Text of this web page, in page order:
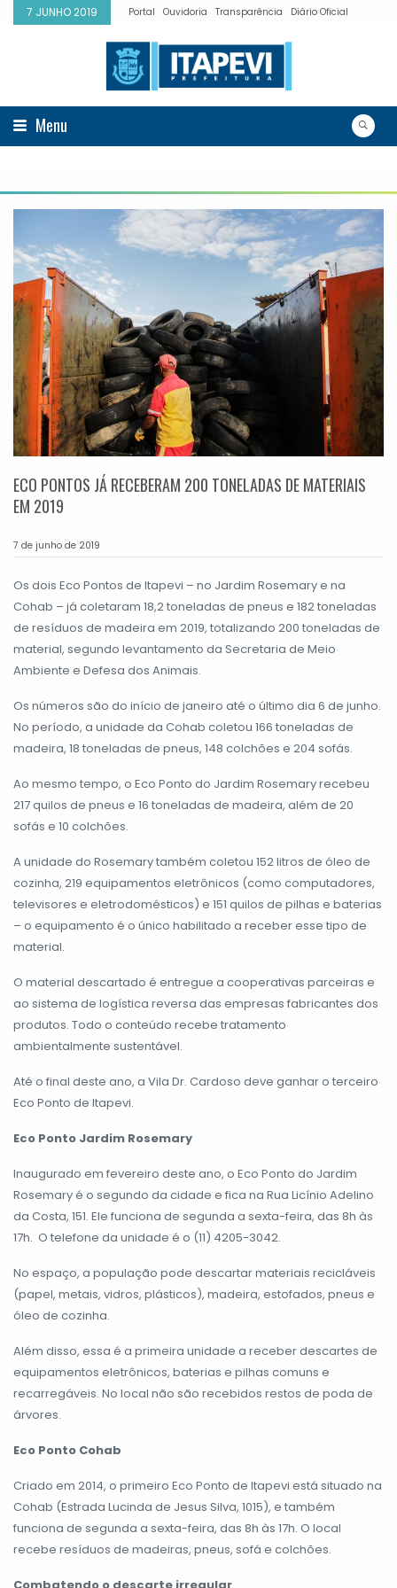
7 JUNHO 2019 Portal Ouvidoria Transparência Diário Oficial
Menu
ECO PONTOS JÁ RECEBERAM 200 TONELADAS DE MATERIAIS
EM 2019
7 de junho de 2019
Os dois Eco Pontos de Itapevi – no Jardim Rosemary e na
Cohab – já coletaram 18,2 toneladas de pneus e 182 toneladas
de resíduos de madeira em 2019, totalizando 200 toneladas de
material, segundo levantamento da Secretaria de Meio
Ambiente e Defesa dos Animais.
Os números são do início de janeiro até o último dia 6 de junho.
No período, a unidade da Cohab coletou 166 toneladas de
madeira, 18 toneladas de pneus, 148 colchões e 204 sofás.
Ao mesmo tempo, o Eco Ponto do Jardim Rosemary recebeu
217 quilos de pneus e 16 toneladas de madeira, além de 20
sofás e 10 colchões.
A unidade do Rosemary também coletou 152 litros de óleo de
cozinha, 219 equipamentos eletrônicos (como computadores,
televisores e eletrodomésticos) e 151 quilos de pilhas e baterias
– o equipamento é o único habilitado a receber esse tipo de
material.
O material descartado é entregue a cooperativas parceiras e
ao sistema de logística reversa das empresas fabricantes dos
produtos. Todo o conteúdo recebe tratamento
ambientalmente sustentável.
Até o final deste ano, a Vila Dr. Cardoso deve ganhar o terceiro
Eco Ponto de Itapevi.
Eco Ponto Jardim Rosemary
Inaugurado em fevereiro deste ano, o Eco Ponto do Jardim
Rosemary é o segundo da cidade e fica na Rua Licínio Adelino
da Costa, 151. Ele funciona de segunda a sexta-feira, das 8h às
17h. O telefone da unidade é o (11) 4205-3042.
No espaço, a população pode descartar materiais recicláveis
(papel, metais, vidros, plásticos), madeira, estofados, pneus e
óleo de cozinha.
Além disso, essa é a primeira unidade a receber descartes de
equipamentos eletrônicos, baterias e pilhas comuns e
recarregáveis. No local não são recebidos restos de poda de
árvores.
Eco Ponto Cohab
Criado em 2014, o primeiro Eco Ponto de Itapevi está situado na
Cohab (Estrada Lucinda de Jesus Silva, 1015), e também
funciona de segunda a sexta-feira, das 8h às 17h. O local
recebe resíduos de madeiras, pneus, sofá e colchões.
Combatendo o descarte irregular